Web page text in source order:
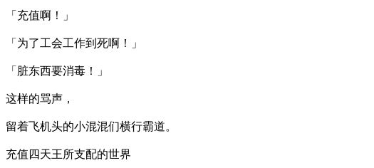
「充值啊！」
「为了工会工作到死啊！」
「脏东西要消毒！」
这样的骂声，
留着飞机头的小混混们横行霸道。
充值四天王所支配的世界